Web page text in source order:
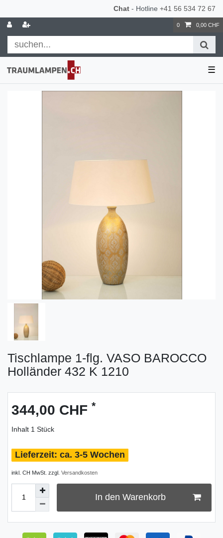
Chat - Hotline +41 56 534 72 67
0 0,00 CHF
☰
Tischlampe 1-flg. VASO BAROCCO
Holländer 432 K 1210
344,00 CHF *
Inhalt 1 Stück
ca. 3-5 Wochen
inkl. CH MwSt. zzgl. Versandkosten
In den Warenkorb